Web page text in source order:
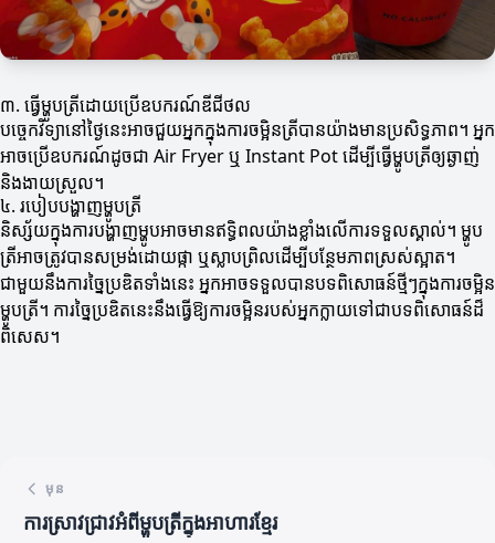
៣. ធ្វើម្ហូបត្រីដោយប្រើឧបករណ៍ឌីជីថល
បច្ចេកវិទ្យានៅថ្ងៃនេះអាចជួយអ្នកក្នុងការចម្អិនត្រីបានយ៉ាងមានប្រសិទ្ធភាព។ អ្នក
អាចប្រើឧបករណ៍ដូចជា Air Fryer ឬ Instant Pot ដើម្បីធ្វើម្ហូបត្រីឲ្យឆ្ងាញ់
និងងាយស្រួល។
៤. របៀបបង្ហាញម្ហូបត្រី
និស្ស័យក្នុងការបង្ហាញម្ហូបអាចមានឥទ្ធិពលយ៉ាងខ្លាំងលើការទទួលស្គាល់។ ម្ហូប
ត្រីអាចត្រូវបានសម្រង់ដោយផ្កា ឬស្លាបព្រិលដើម្បីបន្ថែមភាពស្រស់ស្អាត។
ជាមួយនឹងការច្នៃប្រឌិតទាំងនេះ អ្នកអាចទទួលបានបទពិសោធន៍ថ្មីៗក្នុងការចម្អិន
ម្ហូបត្រី។ ការច្នៃប្រឌិតនេះនឹងធ្វើឱ្យការចម្អិនរបស់អ្នកក្លាយទៅជាបទពិសោធន៍ដ៏
ពិសេស។
មុន
ការស្រាវជ្រាវអំពីម្ហូបត្រីក្នុងអាហារខ្មែរ